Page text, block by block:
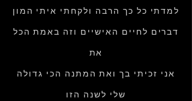
למדתי כל כך הרבה ולקחתי איתי המון
דברים לחיים האישיים וזה באמת הכל
את
אני זכיתי בך ואת המתנה הכי גדולה
שלי לשנה הזו